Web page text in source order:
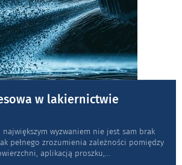
w lakiernictwie
wyzwaniem nie jest sam brak
pełnego zrozumienia zależności pomiędzy
aplikacją proszku,